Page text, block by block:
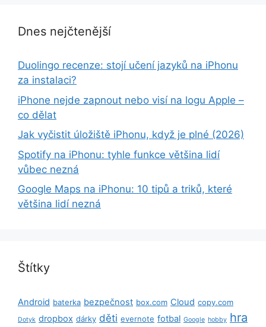
Dnes nejčtenější
Duolingo recenze: stojí učení jazyků na iPhonu
za instalaci?
iPhone nejde zapnout nebo visí na logu Apple –
co dělat
Jak vyčistit úložiště iPhonu, když je plné (2026)
Spotify na iPhonu: tyhle funkce většina lidí
vůbec nezná
Google Maps na iPhonu: 10 tipů a triků, které
většina lidí nezná
Štítky
Android baterka bezpečnost box.com Cloud copy.com
Dotyk dropbox dárky děti evernote fotbal Google hobby hra